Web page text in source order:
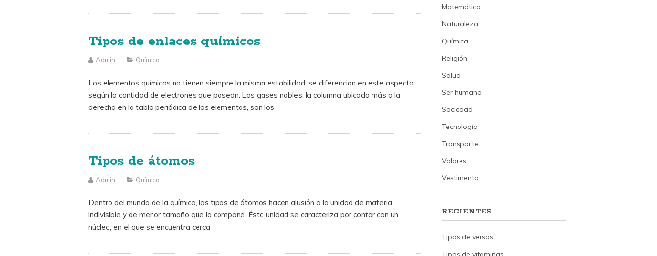
Tipos de enlaces químicos
Admin Química
Los elementos químicos no tienen siempre la misma estabilidad, se diferencian en este aspecto
según la cantidad de electrones que posean. Los gases nobles, la columna ubicada más a la
derecha en la tabla periódica de los elementos, son los
Tipos de átomos
Admin Química
Dentro del mundo de la química, los tipos de átomos hacen alusión a la unidad de materia
indivisible y de menor tamaño que la compone. Ésta unidad se caracteriza por contar con un
núcleo, en el que se encuentra cerca
Matemática
Naturaleza
Química
Religión
Salud
Ser humano
Sociedad
Tecnología
Transporte
Valores
Vestimenta
RECIENTES
Tipos de versos
Tipos de vitaminas